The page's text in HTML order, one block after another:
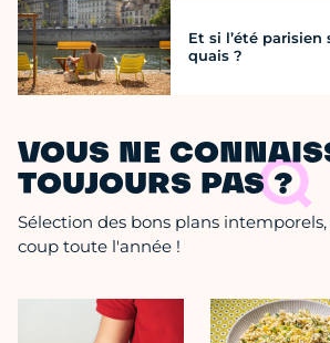
Et si l’été
quais ?
VOUS NE
TOUJOURS PAS ?
Sélection des bons plans
coup toute l'année !